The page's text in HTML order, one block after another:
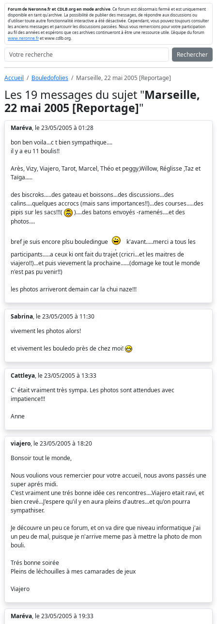
Forum de Neronne.fr et CDLB.org en mode archive . Ce forum est désormais fermé et est uniquement
disponible en tant qu'archive. La possibilité de publier des messages, de répondre aux discussions ou
d'utiliser toute autre fonctionnalité interactive a été désactivée. Cependant, vous pouvez toujours consulter
les anciens messages et parcourir les discussions passées. Nous vous remercions pour votre participation
au fil des années et espérons que ces archives continueront à être une ressource utile. L'équipe du forum
www.neronne.fret www.cdlb.org.
Rechercher
Accueil Bouledofolies Marseille, 22 mai 2005 [Reportage]
Les 19 messages du sujet "Marseille,
22 mai 2005 [Reportage]"
Maréva, le 23/05/2005 à 01:28
bon ben voila...c t bien sympathique....
il y a eu 11 boulis!!
Arès, Vizy, Viajero, Tarot, Marcel, Théo et peggy,Willow, Réglisse ,Taz et
Taïga.....
des biscroks.....des gateau et boissons...des discussions...des
calins....quelques accrocs (mais sans importances!!)...des courses.....des
pipis sur les sacs!!!(
)....des batons envoyés -ramenés....et des
photos....
bref je suis encore plsu bouledingue
k'avant.....merci a tous les
participants.....a ceux ki ont fait du trajet (cricri...et les maitres de
viajero!!)...et puis vievement la prochaine......(domage ke tout le monde
n'est pas pu venir!!)
les photos arriveront demain car la chui naze!!!
Sabrina, le 23/05/2005 à 11:30
vivement les photos alors!
et vivement les bouledo près de chez moi!
Cattleya, le 23/05/2005 à 13:33
C' était vraiment très sympa. Les photos sont attendues avec
impatience!!!
Anne
viajero, le 23/05/2005 à 18:20
Bonsoir tout le monde,
Nous voulions vous remercier pour votre accueil, nous avons passés une
super aprés midi.
C'est vraiment une trés bonne idée ces rencontres....Viajero etait ravi, et
bien crevé...J'espere qu'il y en aura pleins d'autres...et qu'on pourra
sympathiser.
Je découvre un peu ce forum, et on va dire que niveau informatique j'ai
un peu de mal, puisque je n'arrive meme pas à mettre la photo de mon
bouli.
Trés bonne soirée
Pleins de léchouilles à mes camarades de jeux
Viajero
Maréva, le 23/05/2005 à 19:33